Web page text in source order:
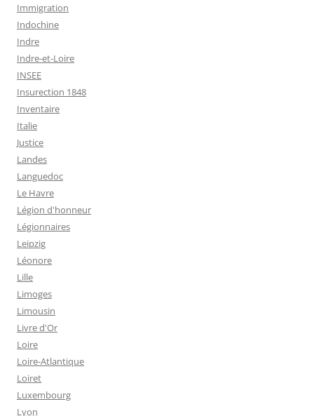
Immigration
Indochine
Indre
Indre-et-Loire
INSEE
Insurection 1848
Inventaire
Italie
Justice
Landes
Languedoc
Le Havre
Légion d'honneur
Légionnaires
Leipzig
Léonore
Lille
Limoges
Limousin
Livre d'Or
Loire
Loire-Atlantique
Loiret
Luxembourg
Lyon